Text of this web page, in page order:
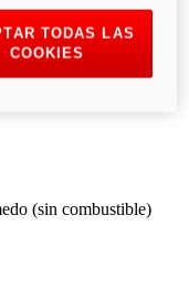
SIN
(sin combustible)
TODAS LAS
COOKIES